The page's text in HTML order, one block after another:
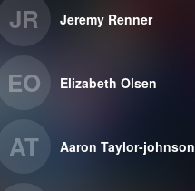
JR Jeremy Renner
EO Elizabeth Olsen
AT Aaron Taylor-johnson